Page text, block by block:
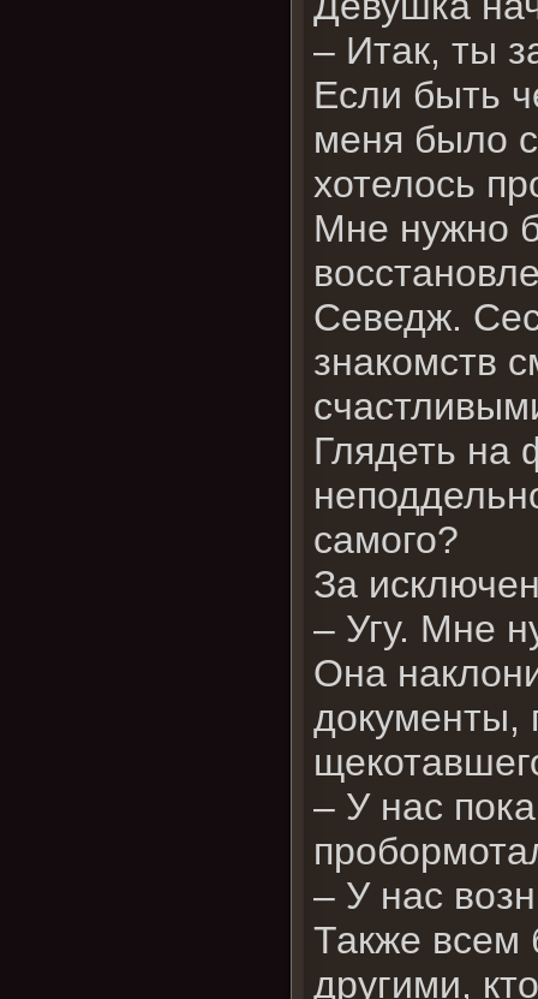
– Итак, ты
Если быть
меня было
хотелось
Мне нужно
Севедж.
знакомств
Глядеть на
самого?
За
– Угу. Мне
Она
документы,
– У нас
– У нас
Также всем
другими,